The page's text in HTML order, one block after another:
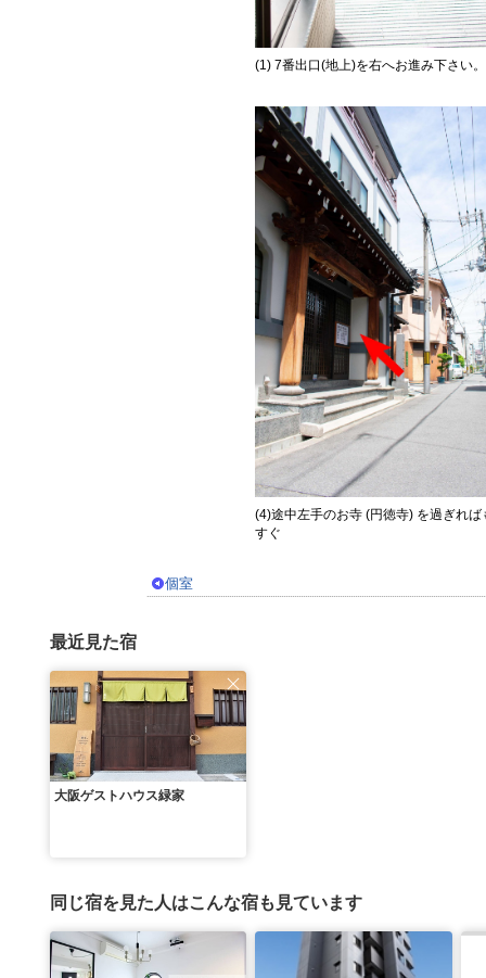
(1) 7番出口(地上)を右へお進み下さ
(4)途中左手のお寺 (円徳寺) を過ぎれば
すぐ
個室
最近見た宿
大阪ゲストハウス緑家
同じ宿を見た人はこんな宿も見ています